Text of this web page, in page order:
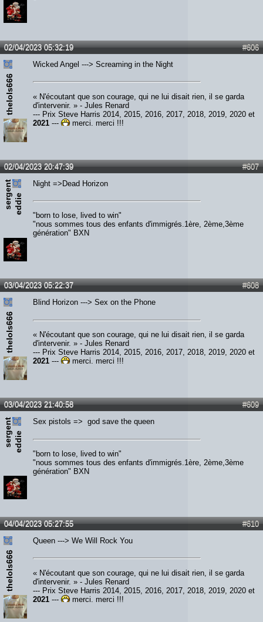
#606
02/04/2023 05:32:19
thelols666
Wicked Angel ---> Screaming in the Night
« N'écoutant que son courage, qui ne lui disait rien, il se garda
d'intervenir. » - Jules Renard
--- Prix Steve Harris 2014, 2015, 2016, 2017, 2018, 2019, 2020 et
2021 --- merci, merci !!!
#607
02/04/2023 20:47:39
s
e
rg
e
n
t
e
d
d
ie
Night =>Dead Horizon
"born to lose, lived to win"
"nous sommes tous des enfants d'immigrés.1ère, 2ème,3ème
génération" BXN
#608
03/04/2023 05:22:37
thelols666
Blind Horizon ---> Sex on the Phone
« N'écoutant que son courage, qui ne lui disait rien, il se garda
d'intervenir. » - Jules Renard
--- Prix Steve Harris 2014, 2015, 2016, 2017, 2018, 2019, 2020 et
2021 --- merci, merci !!!
#609
03/04/2023 21:40:58
s
e
rg
e
n
t
e
d
d
ie
Sex pistols => god save the queen
"born to lose, lived to win"
"nous sommes tous des enfants d'immigrés.1ère, 2ème,3ème
génération" BXN
#610
04/04/2023 05:27:55
thelols666
Queen ---> We Will Rock You
« N'écoutant que son courage, qui ne lui disait rien, il se garda
d'intervenir. » - Jules Renard
--- Prix Steve Harris 2014, 2015, 2016, 2017, 2018, 2019, 2020 et
2021 --- merci, merci !!!